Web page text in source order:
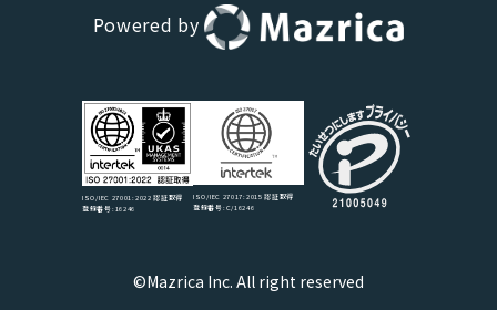
Powered by
ISO/IEC 27001:2022 認証取得
登録番号:16246
ISO/IEC 27017:2015 認証取得
登録番号:C/16246
©Mazrica Inc. All right reserved